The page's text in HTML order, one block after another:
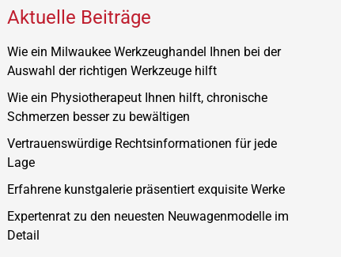
Aktuelle Beiträge
Wie ein Milwaukee Werkzeughandel Ihnen bei der
Auswahl der richtigen Werkzeuge hilft
Wie ein Physiotherapeut Ihnen hilft, chronische
Schmerzen besser zu bewältigen
Vertrauenswürdige Rechtsinformationen für jede
Lage
Erfahrene kunstgalerie präsentiert exquisite Werke
Expertenrat zu den neuesten Neuwagenmodelle im
Detail